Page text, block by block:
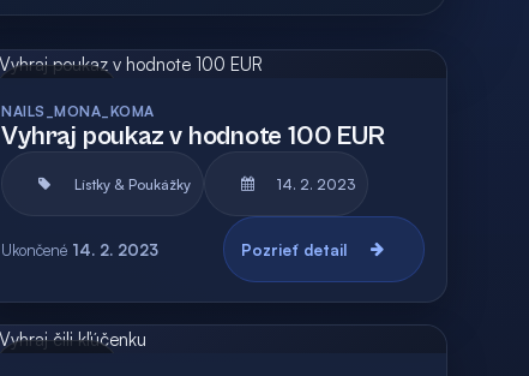
NAILS_MONA_KOMA
Vyhraj poukaz v hodnote 100 EUR
Lístky & Poukážky 14. 2. 2023
Ukončené 14. 2. 2023 Pozrieť detail